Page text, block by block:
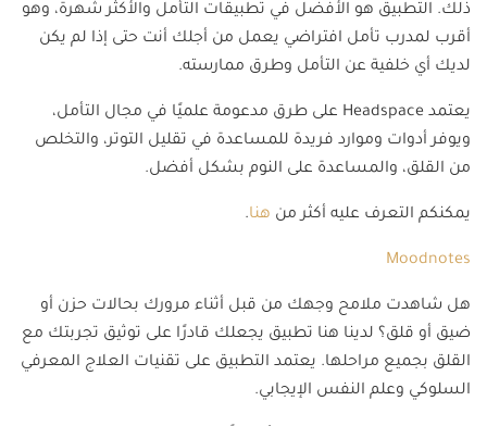
ذلك. التطبيق هو الأفضل في تطبيقات التأمل والأكثر شهرة، وهو
أقرب لمدرب تأمل افتراضي يعمل من أجلك أنت حتى إذا لم يكن
لديك أي خلفية عن التأمل وطرق ممارسته.
يعتمد Headspace على طرق مدعومة علميًا في مجال التأمل،
ويوفر أدوات وموارد فريدة للمساعدة في تقليل التوتر، والتخلص
من القلق، والمساعدة على النوم بشكل أفضل.
يمكنكم التعرف عليه أكثر من هنا.
Moodnotes
هل شاهدت ملامح وجهك من قبل أثناء مرورك بحالات حزن أو
ضيق أو قلق؟ لدينا هنا تطبيق يجعلك قادرًا على توثيق تجربتك مع
القلق بجميع مراحلها. يعتمد التطبيق على تقنيات العلاج المعرفي
السلوكي وعلم النفس الإيجابي.